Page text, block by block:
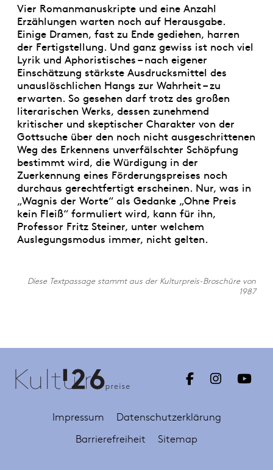
Vier Romanmanuskripte und eine Anzahl
Erzählungen warten noch auf Herausgabe.
Einige Dramen, fast zu Ende gediehen, harren
der Fertigstellung. Und ganz gewiss ist noch viel
Lyrik und Aphoristisches – nach eigener
Einschätzung stärkste Ausdrucksmittel des
unauslöschlichen Hangs zur Wahrheit – zu
erwarten. So gesehen darf trotz des großen
literarischen Werks, dessen zunehmend
kritischer und skeptischer Charakter von der
Gottsuche über den noch nicht ausgeschrittenen
Weg des Erkennens unverfälschter Schöpfung
bestimmt wird, die Würdigung in der
Zuerkennung eines Förderungspreises noch
durchaus gerechtfertigt erscheinen. Nur, was in
„Wagnis der Worte“ als Gedanke „Ohne Preis
kein Fleiß“ formuliert wird, kann für ihn,
Professor Fritz Steiner, unter welchem
Auslegungsmodus immer, nicht gelten.
Diese Textpassage stammt aus der Kulturpreis-Broschüre von
1987
Impressum
Datenschutzerklärung
Barrierefreiheit
Sitemap